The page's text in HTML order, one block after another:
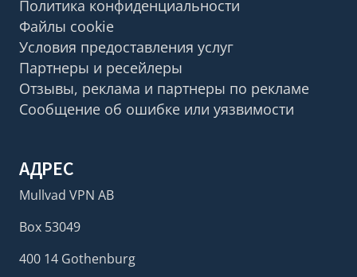
Политика конфиденциальности
Файлы cookie
Условия предоставления услуг
Партнеры и ресейлеры
Отзывы, реклама и партнеры по рекламе
Сообщение об ошибке или уязвимости
АДРЕС
Mullvad VPN AB
Box 53049
400 14 Gothenburg